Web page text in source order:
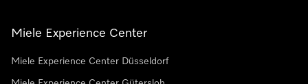
Miele Experience Center
Miele Experience Center Düsseldorf